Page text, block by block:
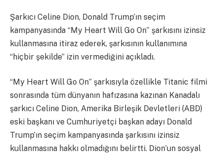
Şarkıcı Celine Dion, Donald Trump’ın seçim
kampanyasında “My Heart Will Go On” şarkısını izinsiz
kullanmasına itiraz ederek, şarkısının kullanımına
“hiçbir şekilde” izin vermediğini açıkladı.
“My Heart Will Go On” şarkısıyla özellikle Titanic filmi
sonrasında tüm dünyanın hafızasına kazınan Kanadalı
şarkıcı Celine Dion, Amerika Birleşik Devletleri (ABD)
eski başkanı ve Cumhuriyetçi başkan adayı Donald
Trump’ın seçim kampanyasında şarkısını izinsiz
kullanmasına hakkı olmadığını belirtti. Dion’un sosyal